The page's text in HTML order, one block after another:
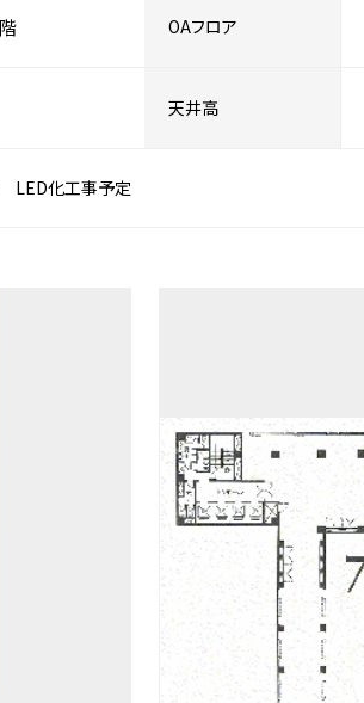
OAフロア
天井高
LED化工事予定